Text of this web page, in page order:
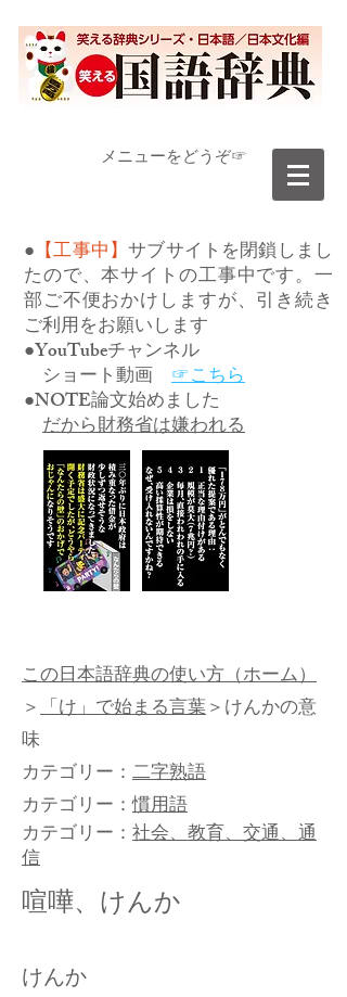
​メニューをどうぞ☞
● 【工事中】サブサイトを閉鎖しまし
たので、本サイトの工事中です。一
部ご不便おかけしますが、引き続き
ご利用をお願いします
●YouTubeチャンネル
ショート動画 ☞こちら
●NOTE論文始めました
だから財務省は嫌われる
この日本語辞典の使い方（ホーム）
＞「け」で始まる言葉＞けんかの意
味
カテゴリー： 二字熟語
カテゴリー：慣用語
カテゴリー： 社会、教育、交通、通
信
喧嘩、けんか
けんか